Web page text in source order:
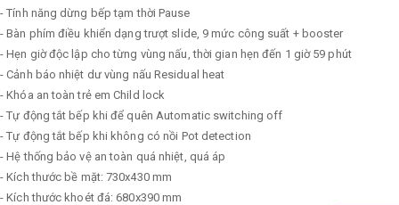
- Tính năng dừng bếp tạm thời Pause
- Bàn phím điều khiển dạng trượt slide, 9 mức công suất + booster
- Hẹn giờ độc lập cho từng vùng nấu, thời gian hẹn đến 1 giờ 59 phút
- Cảnh báo nhiệt dư vùng nấu Residual heat
- Khóa an toàn trẻ em Child lock
- Tự động tắt bếp khi để quên Automatic switching off
- Tự động tắt bếp khi không có nồi Pot detection
- Hệ thống bảo vệ an toàn quá nhiệt, quá áp
- Kích thước bề mặt: 730x430 mm
- Kích thước khoét đá: 680x390 mm